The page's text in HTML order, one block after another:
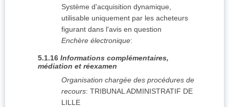
Système d'acquisition dynamique,
utilisable uniquement par les acheteurs
figurant dans l'avis en question
Enchère électronique:
5.1.16 Informations complémentaires,
médiation et réexamen
Organisation chargée des procédures de
recours: TRIBUNAL ADMINISTRATIF DE
LILLE